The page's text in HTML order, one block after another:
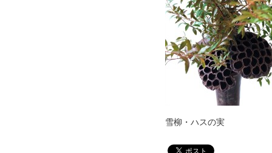
雪柳・ハスの実